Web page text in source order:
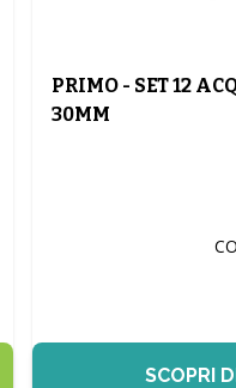
PRIMO - SET 12
30MM
SCOPRI